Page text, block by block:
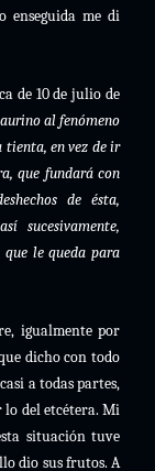
enseguida me di
de 10 de julio de
al fenómeno
tienta, en vez de ir
que fundará con
de ésta,
sucesivamente,
que le queda para
igualmente por
dicho con todo
a todas partes,
lo del etcétera. Mi
situación tuve
dio sus frutos. A